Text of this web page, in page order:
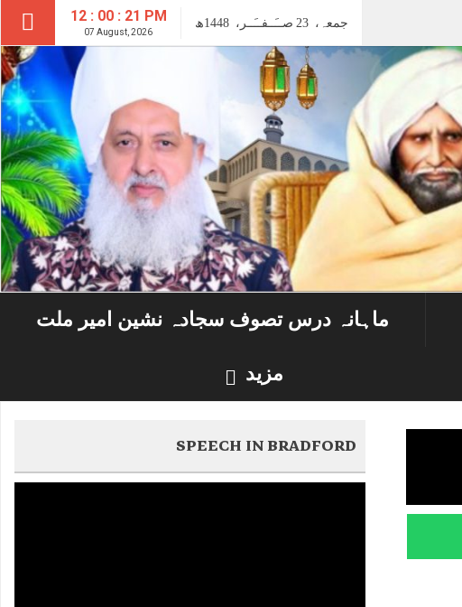
12 : 00 : 22 PM
07 August, 2026
جمعہ، 23 صــَــفــَــر، 1448ھ
ماہانہ درس تصوف سجادہ نشین امیر ملت
مزید
SPEECH IN BRADFORD